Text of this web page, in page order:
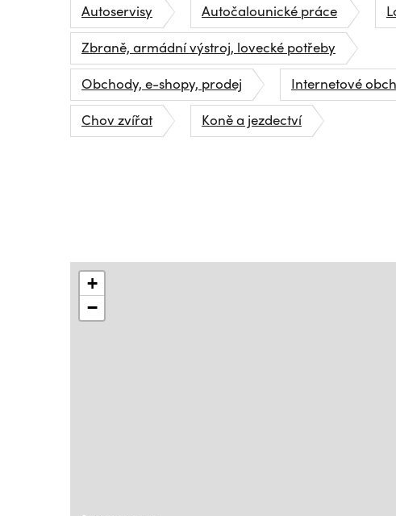
Autoservisy Autočalounické práce
Zbraně, armádní výstroj, lovecké potřeby
Obchody, e-shopy, prodej
Internetové
Chov zvířat
Koně a jezdectví
+
−